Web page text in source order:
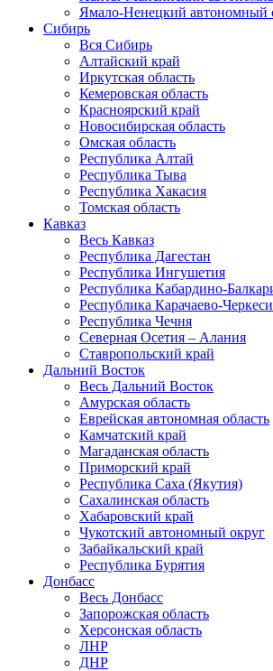
Ямало-Ненецкий автономный
Сибирь
Вся Сибирь
Алтайский край
Иркутская область
Кемеровская область
Красноярский край
Новосибирская область
Омская область
Республика Алтай
Республика Тыва
Республика Хакасия
Томская область
Кавказ
Весь Кавказ
Республика Дагестан
Республика Ингушетия
Республика Кабардино-
Республика Карачаево-
Республика Чечня
Северная Осетия – Алания
Ставропольский край
Дальний Восток
Весь Дальний Восток
Амурская область
Еврейская автономная область
Камчатский край
Магаданская область
Приморский край
Республика Саха (Якутия)
Сахалинская область
Хабаровский край
Чукотский автономный округ
Забайкальский край
Республика Бурятия
Донбасс
Весь Донбасс
Запорожская область
Херсонская область
ЛНР
ДНР